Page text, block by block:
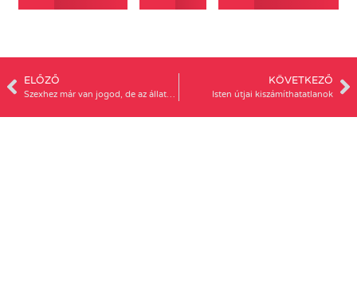
ELŐZŐ
Szexhez már van jogod, de az állatkertbe csak felnőttel mehetsz
KÖVETKEZŐ
Isten útjai kiszámíthatatlanok